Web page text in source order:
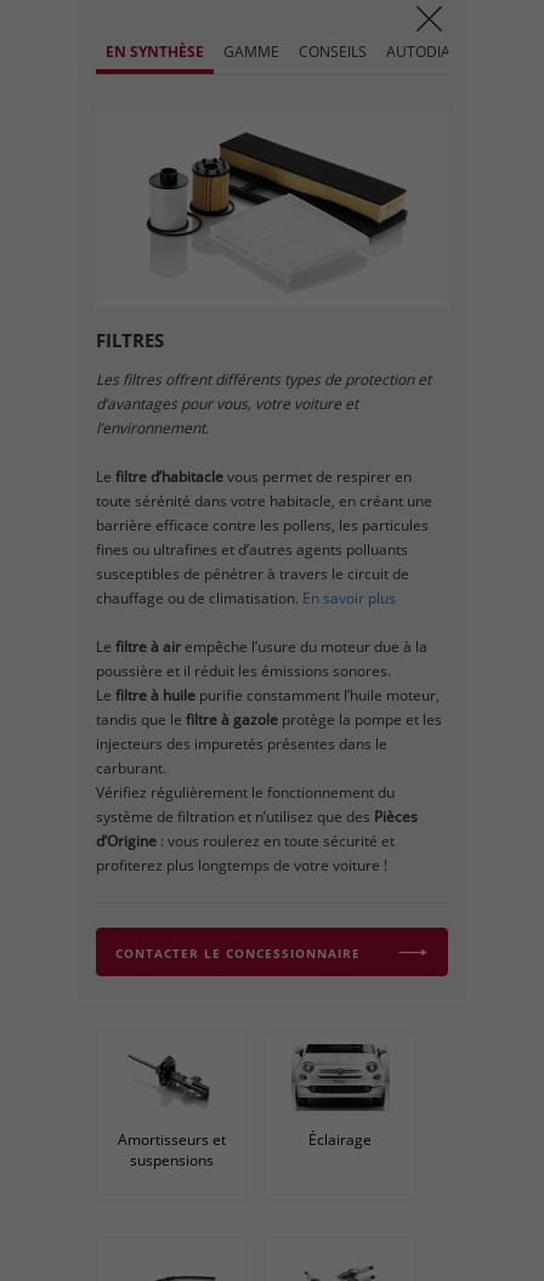
EN SYNTHÈSE GAMME CONSEILS AUTODIAGNOSTIC
FILTRES
Les filtres offrent différents types de protection et
d’avantages pour vous, votre voiture et
l’environnement.
Le filtre d’habitaclevous permet de respirer en
toute sérénité dans votre habitacle, en créant une
barrière efficace contre les pollens, les particules
fines ou ultrafines et d’autres agents polluants
susceptibles de pénétrer à travers le circuit de
chauffage ou de climatisation. En savoir plus
Le filtre à air empêche l’usure du moteur due à la
poussière et il réduit les émissions sonores.
Le filtre à huile purifie constamment l’huile moteur,
tandis que le filtre à gazole protège la pompe et les
injecteurs des impuretés présentes dans le
carburant.
Vérifiez régulièrement le fonctionnement du
système de filtration et n’utilisez que des Pièces
d’Origine : vous roulerez en toute sécurité et
profiterez plus longtemps de votre voiture !
CONTACTER LE CONCESSIONNAIRE
Amortisseurs et
suspensions
Éclairage